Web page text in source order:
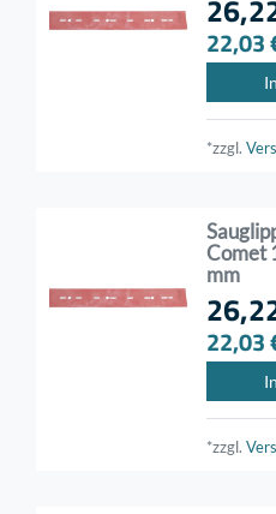
22,03
*zzgl.
Comet
mm
22,03
*zzgl.